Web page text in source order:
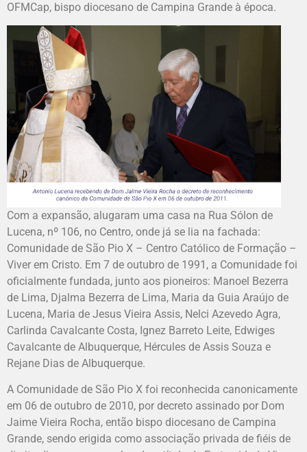
OFMCap, bispo diocesano de Campina Grande à época.
Com a expansão, alugaram uma casa na Rua Sólon de
Lucena, nº 106, no Centro, onde já se lia na fachada:
Comunidade de São Pio X – Centro Católico de Formação –
Viver em Cristo. Em 7 de outubro de 1991, a Comunidade foi
oficialmente fundada, junto aos pioneiros: Manoel Bezerra
de Lima, Djalma Bezerra de Lima, Maria da Guia Araújo de
Lucena, Maria de Jesus Vieira Assis, Nelci Azevedo Agra,
Carlinda Cavalcante Costa, Ignez Barreto Leite, Edwiges
Cavalcante de Albuquerque, Hércules de Assis Souza e
Rejane Dias de Albuquerque.
A Comunidade de São Pio X foi reconhecida canonicamente
em 06 de outubro de 2010, por decreto assinado por Dom
Jaime Vieira Rocha, então bispo diocesano de Campina
Grande, sendo erigida como associação privada de fiéis de